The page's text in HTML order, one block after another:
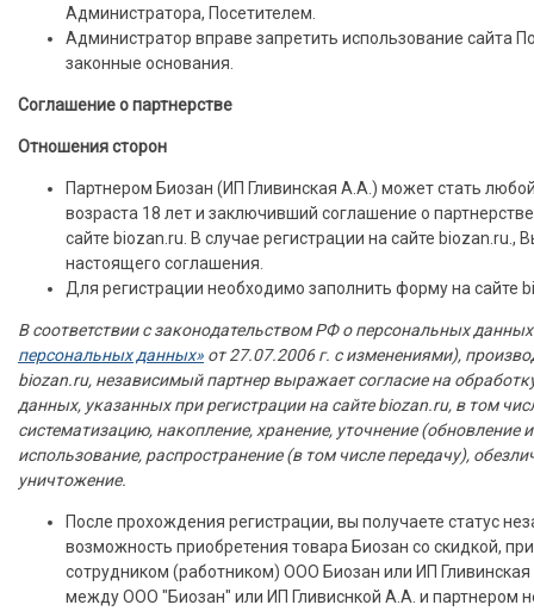
Администратора, Посетителем.
Администратор вправе запретить использование сайта
законные основания.
Соглашение о партнерстве
Отношения сторон
Партнером Биозан (ИП Гливинская А.А.) может стать
возраста 18 лет и заключивший соглашение о
сайте biozan.ru. В случае регистрации на сайте biozan.ru.,
настоящего соглашения.
Для регистрации необходимо заполнить форму на сайте
В соответствии с законодательством РФ о персональных
персональных данных» от 27.07.2006 г. с изменениями),
biozan.ru, независимый партнер выражает согласие на
данных, указанных при регистрации на сайте biozan.ru, в том
систематизацию, накопление, хранение, уточнение (обновление
использование, распространение (в том числе передачу),
уничтожение.
После прохождения регистрации, вы получаете статус
возможность приобретения товара Биозан со скидкой,
сотрудником (работником) ООО Биозан или ИП
между ООО "Биозан" или ИП Гливиснкой А.А. и партнером